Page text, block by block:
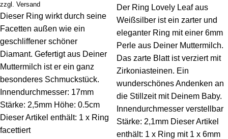
zzgl. Versand
Dieser Ring wirkt durch seine
Facetten außen wie ein
geschliffener schöner
Diamant. Gefertigt aus Deiner
Muttermilch ist er ein ganz
besonderes Schmuckstück.
Innendurchmesser: 17mm
Stärke: 2,5mm Höhe: 0.5cm
Dieser Artikel enthält: 1 x Ring
facettiert
Der Ring Lovely Leaf aus
Weißsilber ist ein zarter und
eleganter Ring mit einer 6mm
Perle aus Deiner Muttermilch.
Das zarte Blatt ist verziert mit
Zirkoniasteinen. Ein
wunderschönes Andenken an
die Stillzeit mit Deinem Baby.
Innendurchmesser verstellbar
Stärke: 2,1mm Dieser Artikel
enthält: 1 x Ring mit 1 x 6mm